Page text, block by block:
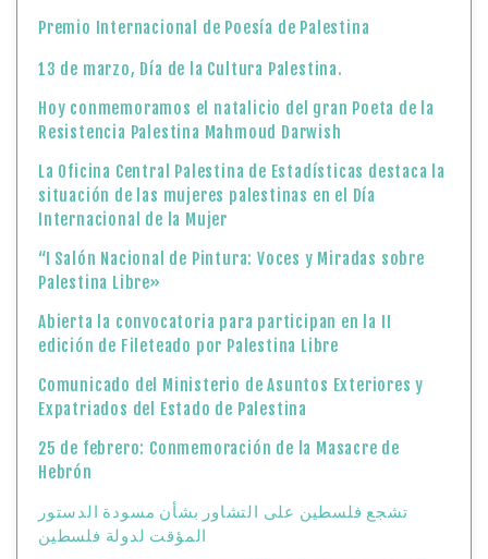
“I Salón Nacional de Pintura: Voces y Miradas sobre
Abierta la convocatoria para participan en la II
edición de Fileteado por Palestina Libre
Comunicado del Ministerio de Asuntos Exteriores y
Expatriados del Estado de Palestina
25 de febrero: Conmemoración de la Masacre de
Hebrón
تشجع فلسطين على التشاور بشأن مسودة الدستور
المؤقت لدولة فلسطين
¡Convocatoria abierta!: Orquesta Juvenil de Palestina
La Presidencia palestina acoge con satisfacción los
esfuerzos realizados por el presidente Donald Trump
para completar la implementación de su plan de paz y
dar cumplimiento a la Resolución 2803 del Consejo de
Seguridad de las Naciones Unidas, incluyendo la
07 de enero: Día del Mártir Palestino